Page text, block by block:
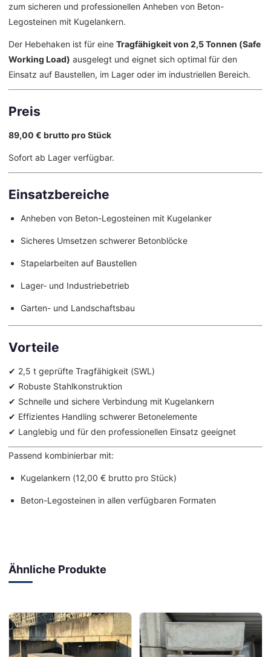
zum sicheren und professionellen Anheben von Beton-
Legosteinen mit Kugelankern.
Der Hebehaken ist für eine Tragfähigkeit von 2,5 Tonnen (Safe
Working Load) ausgelegt und eignet sich optimal für den
Einsatz auf Baustellen, im Lager oder im industriellen Bereich.
Preis
89,00 € brutto pro Stück
Sofort ab Lager verfügbar.
Einsatzbereiche
Anheben von Beton-Legosteinen mit Kugelanker
Sicheres Umsetzen schwerer Betonblöcke
Stapelarbeiten auf Baustellen
Lager- und Industriebetrieb
Garten- und Landschaftsbau
Vorteile
✔ 2,5 t geprüfte Tragfähigkeit (SWL)
✔ Robuste Stahlkonstruktion
✔ Schnelle und sichere Verbindung mit Kugelankern
✔ Effizientes Handling schwerer Betonelemente
✔ Langlebig und für den professionellen Einsatz geeignet
Passend kombinierbar mit:
Kugelankern (12,00 € brutto pro Stück)
Beton-Legosteinen in allen verfügbaren Formaten
Ähnliche Produkte